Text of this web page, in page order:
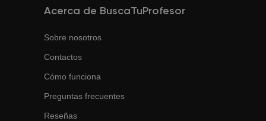
Acerca de BuscaTuProfesor
Sobre nosotros
Contactos
Cómo funciona
Preguntas frecuentes
Reseñas